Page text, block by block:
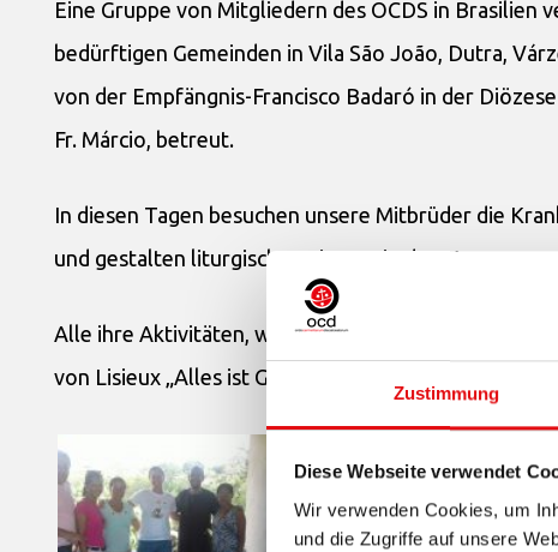
Zustimmung
Diese Webseite verwendet
Wir verwenden Cookies, um
und die Zugriffe auf unsere
Eine Gruppe von Mitgliedern des OCDS in Brasilien
bedürftigen Gemeinden in Vila São João, Dutra,
von der Empfängnis-Francisco Badaró in der
Fr. Márcio, betreut.
In diesen Tagen besuchen unsere Mitbrüder die
und gestalten liturgische Feiern, wie den Kreuzweg,
Alle ihre Aktivitäten, wie der Dienst an den Kranken,
von Lisieux „Alles ist Gnade.“